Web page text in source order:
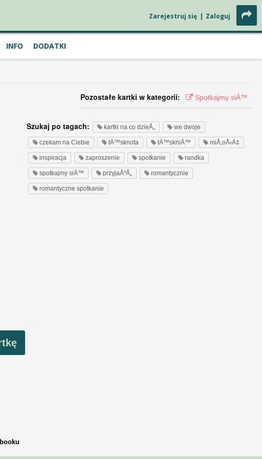
Zarejestruj się | Zaloguj
INFO DODATKI
Pozostałe kartki w kategorii: Spotkajmy siÄ™
Szukaj po tagach: kartki na co dzieÅ„ we dwoje
czekam na Ciebie tÄ™sknota tÄ™skniÄ™ miÅ‚oÅ›Ä‡
inspiracja zaproszenie spotkanie randka
spotkajmy siÄ™ przyjaÅºÅ„ romantycznie
romantyczne spotkanie